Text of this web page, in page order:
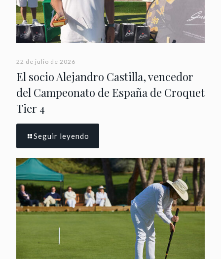
22 de julio de 2026
El socio Alejandro Castilla, vencedor
del Campeonato de España de Croquet
Tier 4
Seguir leyendo